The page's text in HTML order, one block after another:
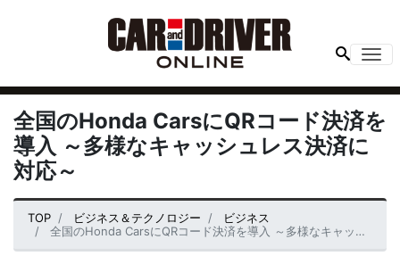
全国のHonda CarsにQRコード決済を
導入 ～多様なキャッシュレス決済に
対応～
TOP ビジネス＆テクノロジー
ビジネス
全国のHonda CarsにQRコード決済を導入 ～多様なキャッシュレス決済に対応～